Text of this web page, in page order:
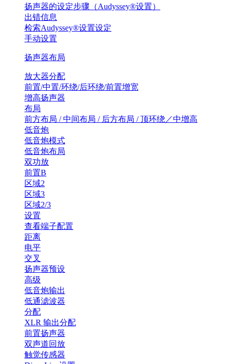
扬声器的设定步骤（Audyssey®设置）
出错信息
检索Audyssey®设置设定
手动设置
扬声器布局
放大器分配
前置/中置/环绕/后环绕/前置增宽
增高扬声器
布局
前方布局 / 中间布局 / 后方布局 / 顶环绕／中增高
低音炮
低音炮模式
低音炮布局
双功放
前置B
区域2
区域3
区域2/3
设置
查看端子配置
距离
电平
交叉
扬声器预设
高级
低音炮输出
低通滤波器
分配
XLR 输出分配
前置扬声器
双声道回放
触觉传感器